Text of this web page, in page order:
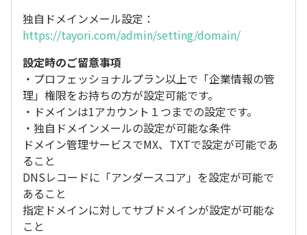
独自ドメインメール設定：
https://tayori.com/admin/setting/domain/
設定時のご留意事項
・プロフェッショナルプラン以上で「企業情報の管
理」権限をお持ちの方が設定可能です。
・ドメインは1アカウント１つまでの設定です。
・独自ドメインメールの設定が可能な条件
ドメイン管理サービスでMX、TXTで設定が可能であ
ること
DNSレコードに「アンダースコア」を設定が可能で
あること
指定ドメインに対してサブドメインが設定が可能な
こと